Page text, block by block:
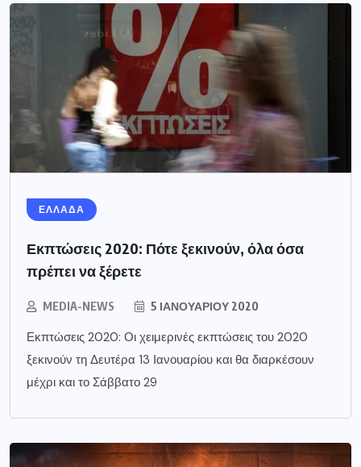
ΕΛΛΑΔΑ
Εκπτώσεις 2020: Πότε ξεκινούν, όλα όσα
πρέπει να ξέρετε
MEDIA-NEWS 5 ΙΑΝΟΥΑΡΊΟΥ 2020
Εκπτώσεις 2020: Οι χειμερινές εκπτώσεις του 2020
ξεκινούν τη Δευτέρα 13 Ιανουαρίου και θα διαρκέσουν
μέχρι και το Σάββατο 29